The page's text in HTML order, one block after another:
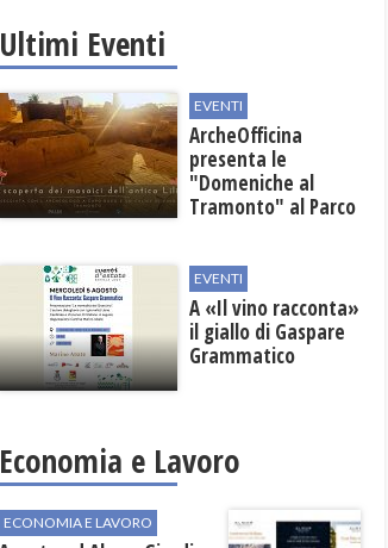
Ultimi Eventi
EVENTI
ArcheOfficina
presenta le
"Domeniche al
Tramonto" al Parco
EVENTI
A «Il vino racconta»
il giallo di Gaspare
Grammatico
Economia e Lavoro
ECONOMIA E LAVORO